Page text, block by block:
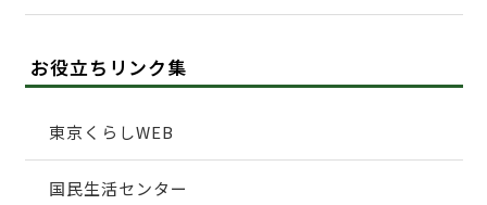
お役立ちリンク集
東京くらしWEB
国民生活センター